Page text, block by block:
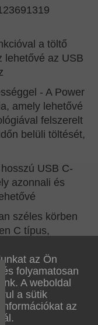
az Ön
folyamatosan
A weboldal
a sütik
az
a töltő
lehetővé az USB
- A Power
amely lehetővé
felszerelt
belüli töltését,
USB C-
azonnali és
széles körben
C típus,
házzal nyűgöz
és praktikus